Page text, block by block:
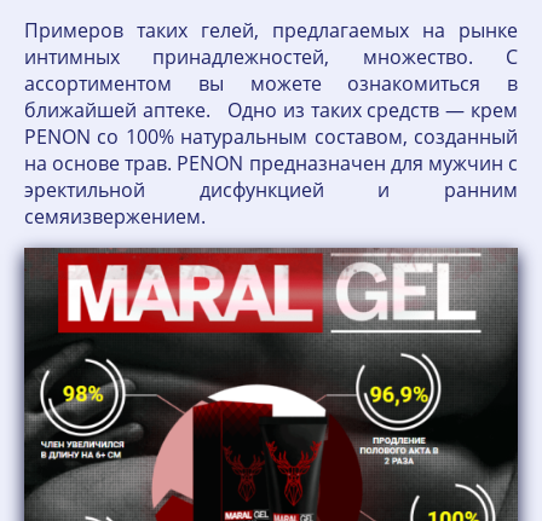
Примеров таких гелей, предлагаемых на рынке
интимных принадлежностей, множество. С
ассортиментом вы можете ознакомиться в
ближайшей аптеке. Одно из таких средств — крем
PENON со 100% натуральным составом, созданный
на основе трав. PENON предназначен для мужчин с
эректильной дисфункцией и ранним
семяизвержением.